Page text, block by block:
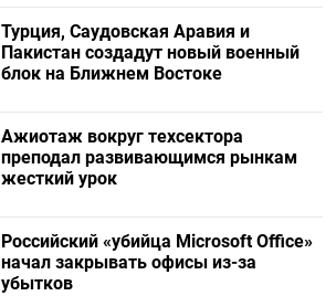
Турция, Саудовская Аравия и
Пакистан создадут новый военный
блок на Ближнем Востоке
Ажиотаж вокруг техсектора
преподал развивающимся рынкам
жесткий урок
Российский «убийца Microsoft Office»
начал закрывать офисы из-за
убытков